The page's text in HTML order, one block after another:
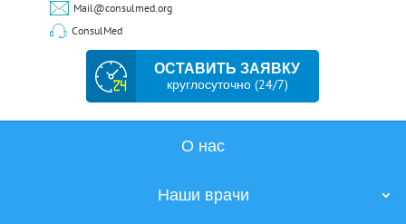
Mail@consulmed.org
ConsulMed
ОСТАВИТЬ ЗАЯВКУ
круглосуточно (24/7)
О нас
Наши врачи